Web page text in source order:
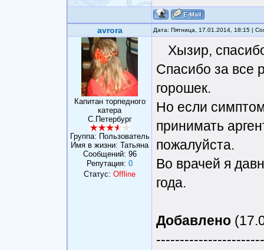
avrora Дата: Пятница, 17.01.2014, 18:15 |
Капитан торпедного
катера
С.Петербург
Группа: Пользователь
Имя в жизни: Татьяна
Сообщений: 96
Репутация: 0
Статус: Offline
Хызир,
Спасибо за все
горошек.
Но если
принимать
пожалуйста.
Во врачей я
года.
Добавлено